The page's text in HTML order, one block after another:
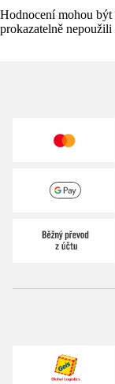
Hodnocení mohou být
prokazatelně